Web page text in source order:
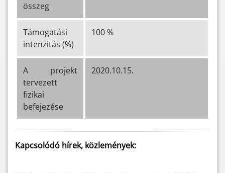
összeg
Támogatási
intenzitás (%)
100 %
A projekt
tervezett
fizikai
befejezése
2020.10.15.
Kapcsolódó hírek, közlemények: